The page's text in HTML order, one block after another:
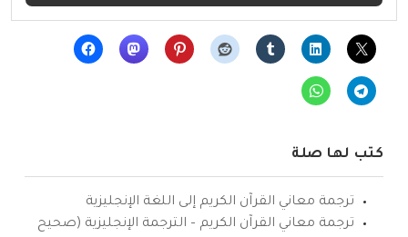
كتب لها صلة
ترجمة معاني القرآن الكريم إلى اللغة الإنجليزية
ترجمة معاني القرآن الكريم – الترجمة الإنجليزية (صحيح